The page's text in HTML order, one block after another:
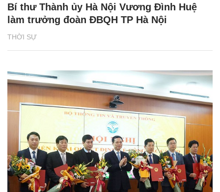
THỜI SỰ
Bí thư Thành ủy Hà Nội Vương Đình Huệ
làm trưởng đoàn ĐBQH TP Hà Nội